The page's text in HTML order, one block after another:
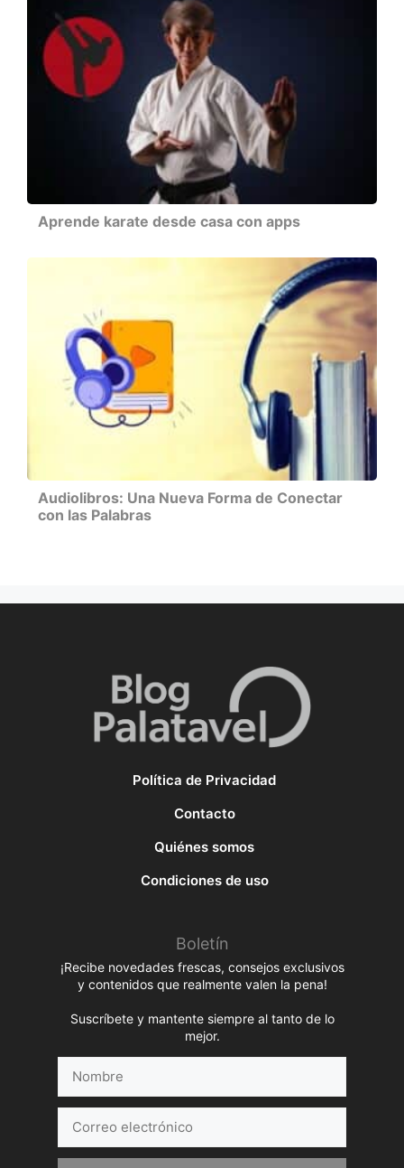
Aprende karate desde casa con apps
Audiolibros: Una Nueva Forma de Conectar
con las Palabras
Política de Privacidad
Contacto
Quiénes somos
Condiciones de uso
Boletín
¡Recibe novedades frescas, consejos exclusivos
y contenidos que realmente valen la pena!
Suscríbete y mantente siempre al tanto de lo
mejor.
electrónico